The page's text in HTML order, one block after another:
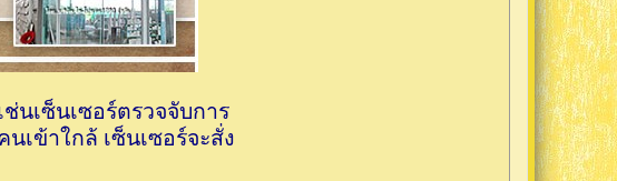
นเซ็นเซอร์ตรวจจับการ
เข้าใกล้ เซ็นเซอร์จะสั่ง